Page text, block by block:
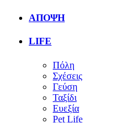
ΑΠΟΨΗ
LIFE
Πόλη
Σχέσεις
Γεύση
Ταξίδι
Ευεξία
Pet Life